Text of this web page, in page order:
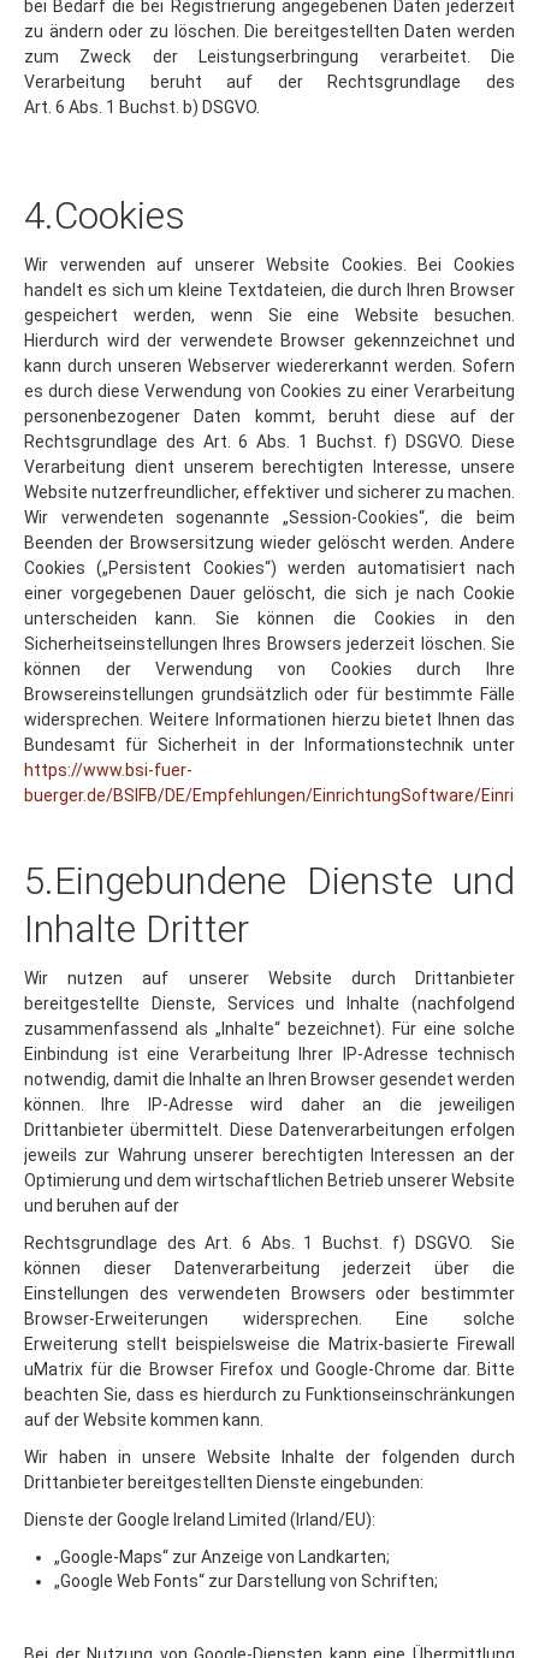
zum Zweck der Leistungserbringung verarbeitet. Die
Verarbeitung beruht auf der Rechtsgrundlage des
Art. 6 Abs. 1 Buchst. b) DSGVO.
handelt es sich um kleine Textdateien, die durch Ihren Browser
gespeichert werden, wenn Sie eine Website besuchen.
Hierdurch wird der verwendete Browser gekennzeichnet und
kann durch unseren Webserver wiedererkannt werden. Sofern
es durch diese Verwendung von Cookies zu einer Verarbeitung
personenbezogener Daten kommt, beruht diese auf der
Rechtsgrundlage des Art. 6 Abs. 1 Buchst. f) DSGVO. Diese
Verarbeitung dient unserem berechtigten Interesse, unsere
Website nutzerfreundlicher, effektiver und sicherer zu machen.
Wir verwendeten sogenannte „Session-Cookies“, die beim
Beenden der Browsersitzung wieder gelöscht werden. Andere
Cookies („Persistent Cookies“) werden automatisiert nach
einer vorgegebenen Dauer gelöscht, die sich je nach Cookie
unterscheiden kann. Sie können die Cookies in den
Sicherheitseinstellungen Ihres Browsers jederzeit löschen. Sie
können der Verwendung von Cookies durch Ihre
Browsereinstellungen grundsätzlich oder für bestimmte Fälle
widersprechen. Weitere Informationen hierzu bietet Ihnen das
Bundesamt für Sicherheit in der Informationstechnik unter
https://www.bsi-fuer-
buerger.de/BSIFB/DE/Empfehlungen/EinrichtungSoftware/
Inhalte Dritter
bereitgestellte Dienste, Services und Inhalte (nachfolgend
zusammenfassend als „Inhalte“ bezeichnet). Für eine solche
Einbindung ist eine Verarbeitung Ihrer IP-Adresse technisch
notwendig, damit die Inhalte an Ihren Browser gesendet werden
können. Ihre IP-Adresse wird daher an die jeweiligen
Drittanbieter übermittelt. Diese Datenverarbeitungen erfolgen
jeweils zur Wahrung unserer berechtigten Interessen an der
Optimierung und dem wirtschaftlichen Betrieb unserer Website
und beruhen auf der
Rechtsgrundlage des Art. 6 Abs. 1 Buchst. f) DSGVO. Sie
können dieser Datenverarbeitung jederzeit über die
Einstellungen des verwendeten Browsers oder bestimmter
Browser-Erweiterungen widersprechen. Eine solche
Erweiterung stellt beispielsweise die Matrix-basierte Firewall
uMatrix für die Browser Firefox und Google-Chrome dar. Bitte
beachten Sie, dass es hierdurch zu Funktionseinschränkungen
auf der Website kommen kann.
Wir haben in unsere Website Inhalte der folgenden durch
Drittanbieter bereitgestellten Dienste eingebunden:
Dienste der Google Ireland Limited (Irland/EU):
„Google-Maps“ zur Anzeige von Landkarten;
„Google Web Fonts“ zur Darstellung von Schriften;
der verarbeiteten Daten an die in den USA ansässige Google